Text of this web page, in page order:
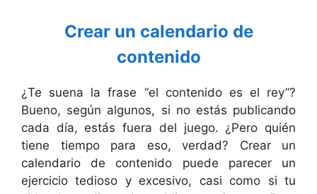
Crear un calendario de
contenido
¿Te suena la frase “el contenido es el rey”?
Bueno, según algunos, si no estás publicando
cada día, estás fuera del juego. ¿Pero quién
tiene tiempo para eso, verdad? Crear un
calendario de contenido puede parecer un
ejercicio tedioso y excesivo, casi como si tu